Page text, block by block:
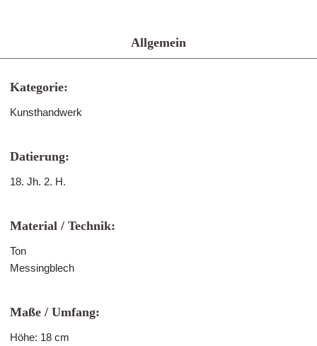
Allgemein
Kategorie:
Kunsthandwerk
Datierung:
18. Jh. 2. H.
Material / Technik:
Ton
Messingblech
Maße / Umfang:
Höhe: 18 cm